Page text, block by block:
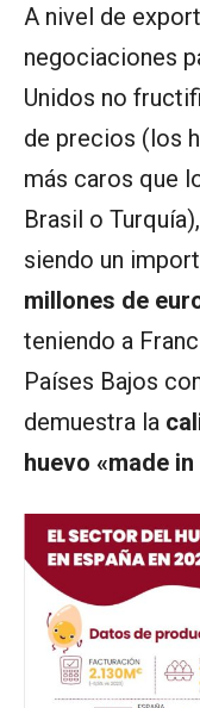
A nivel de
negociaciones
Unidos no
de precios (los
más caros que
Brasil o
siendo un
millones de
teniendo a
Países Bajos
demuestra la
huevo «made in